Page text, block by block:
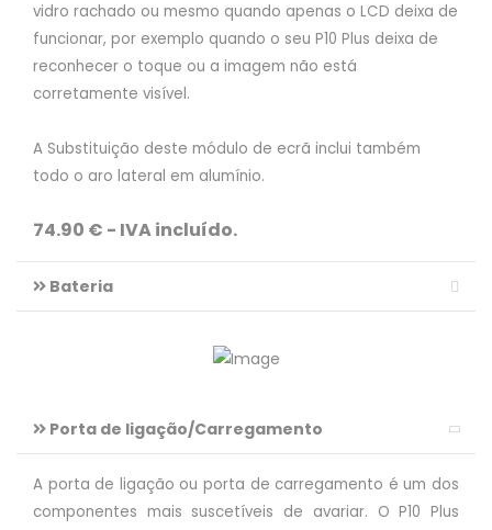
vidro rachado ou mesmo quando apenas o LCD deixa de
funcionar, por exemplo quando o seu P10 Plus deixa de
reconhecer o toque ou a imagem não está
corretamente visível.
A Substituição deste módulo de ecrã inclui também
todo o aro lateral em alumínio.
74.90 € - IVA incluído.
Bateria
Porta de ligação/Carregamento
A porta de ligação ou porta de carregamento é um dos
componentes mais suscetíveis de avariar. O P10 Plus